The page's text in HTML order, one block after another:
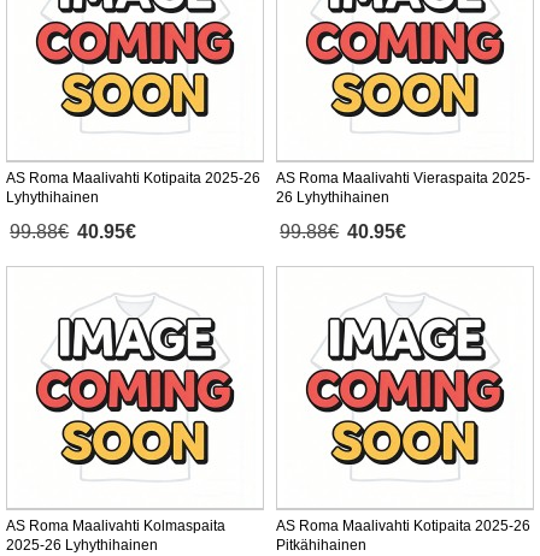
AS Roma Maalivahti Kotipaita 2025-26
Lyhythihainen
99.88€ 40.95€
AS Roma Maalivahti Vieraspaita 2025-
26 Lyhythihainen
99.88€ 40.95€
AS Roma Maalivahti Kolmaspaita
2025-26 Lyhythihainen
AS Roma Maalivahti Kotipaita 2025-26
Pitkähihainen